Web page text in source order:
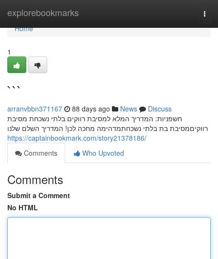
explorebookmarks
Home
Home
1
```
arranvbbn371167 88 days ago News
Discuss
חשפניות: המדריך המלא למסיבת רווקים בלתי נשכחת מסיבת
רווקיםמסיבת בת בלתי נשכחתמדהימה מחכה לכן! המדריך השלם שלנו
https://captainbookmark.com/story21378186/
Comments
Who Upvoted
Comments
Submit a Comment
No HTML